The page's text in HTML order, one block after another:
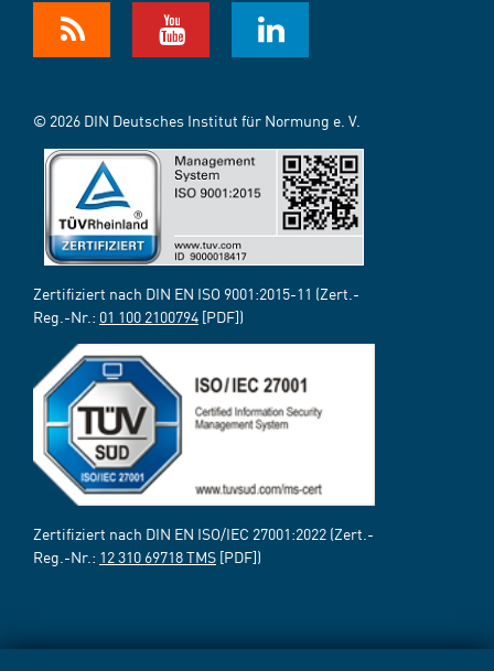
© 2026 DIN Deutsches Institut für Normung e. V.
Zertifiziert nach DIN EN ISO 9001:2015-11 (Zert.-
Reg.-Nr.: 01 100 2100794 [PDF])
Zertifiziert nach DIN EN ISO/IEC 27001:2022 (Zert.-
Reg.-Nr.: 12 310 69718 TMS [PDF])